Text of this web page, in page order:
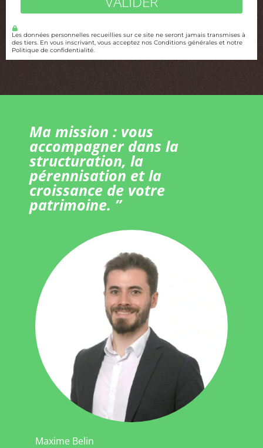
Les données personnelles recueillies sur ce site ne seront jamais transmises à
des tiers. En vous inscrivant, vous acceptez nos Conditions générales et notre
Politique de confidentialité.
Ma mission : vous
accompagner dans la
structuration, la
pérennisation et la
croissance de votre
patrimoine. ”
Maxime Belin